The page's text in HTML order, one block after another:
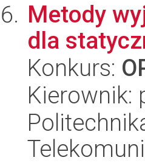
Metody
dla
Konkurs:
Kierownik: